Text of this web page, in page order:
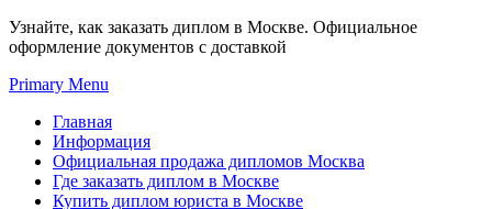
Узнайте, как заказать диплом в Москве. Официальное
оформление документов с доставкой
Primary Menu
Главная
Информация
Официальная продажа дипломов Москва
Где заказать диплом в Москве
Купить диплом юриста в Москве